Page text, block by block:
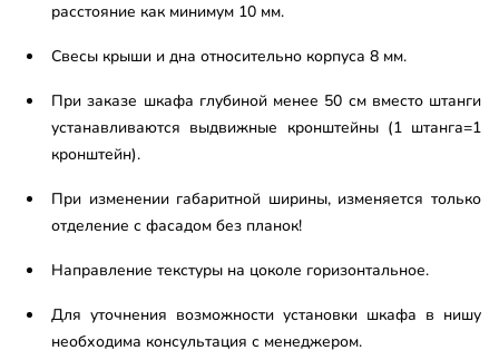
расстояние как минимум 10 мм.
Свесы крыши и дна относительно корпуса 8 мм.
При заказе шкафа глубиной менее 50 см вместо штанги
устанавливаются выдвижные кронштейны (1 штанга=1
кронштейн).
При изменении габаритной ширины, изменяется только
отделение с фасадом без планок!
Направление текстуры на цоколе горизонтальное.
Для уточнения возможности установки шкафа в нишу
необходима консультация с менеджером.